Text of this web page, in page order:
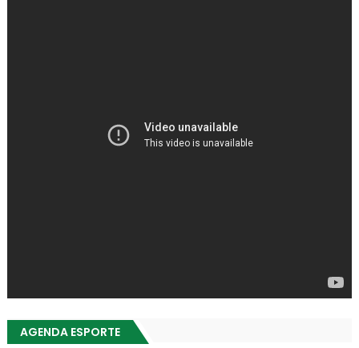
AGENDA ESPORTE